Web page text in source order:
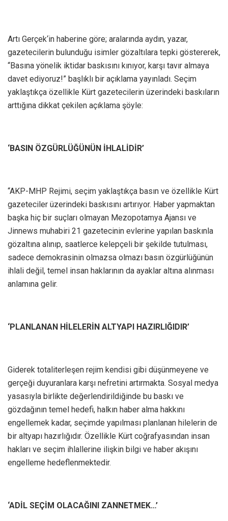
Artı Gerçek‘in haberine göre; aralarında aydın, yazar,
gazetecilerin bulunduğu isimler gözaltılara tepki göstererek,
“Basına yönelik iktidar baskısını kınıyor, karşı tavır almaya
davet ediyoruz!” başlıklı bir açıklama yayınladı. Seçim
yaklaştıkça özellikle Kürt gazetecilerin üzerindeki baskıların
arttığına dikkat çekilen açıklama şöyle:
‘BASIN ÖZGÜRLÜĞÜNÜN İHLALİDİR’
“AKP-MHP Rejimi, seçim yaklaştıkça basın ve özellikle Kürt
gazeteciler üzerindeki baskısını artırıyor. Haber yapmaktan
başka hiç bir suçları olmayan Mezopotamya Ajansı ve
Jinnews muhabiri 21 gazetecinin evlerine yapılan baskınla
gözaltına alınıp, saatlerce kelepçeli bir şekilde tutulması,
sadece demokrasinin olmazsa olmazı basın özgürlüğünün
ihlali değil, temel insan haklarının da ayaklar altına alınması
anlamına gelir.
‘PLANLANAN HİLELERİN ALTYAPI HAZIRLIĞIDIR’
Giderek totaliterleşen rejim kendisi gibi düşünmeyene ve
gerçeği duyuranlara karşı nefretini artırmakta. Sosyal medya
yasasıyla birlikte değerlendirildiğinde bu baskı ve
gözdağının temel hedefi, halkın haber alma hakkını
engellemek kadar, seçimde yapılması planlanan hilelerin de
bir altyapı hazırlığıdır. Özellikle Kürt coğrafyasından insan
hakları ve seçim ihlallerine ilişkin bilgi ve haber akışını
engelleme hedeflenmektedir.
‘ADİL SEÇİM OLACAĞINI ZANNETMEK…’